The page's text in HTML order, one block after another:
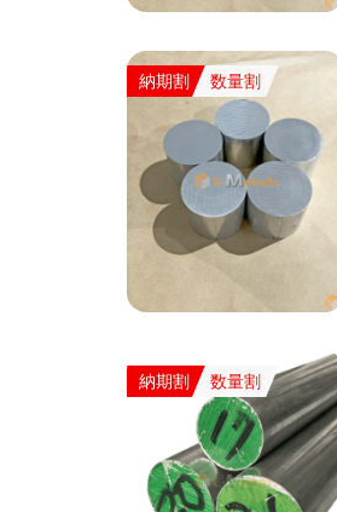
納期割 数量割
納期割 数量割